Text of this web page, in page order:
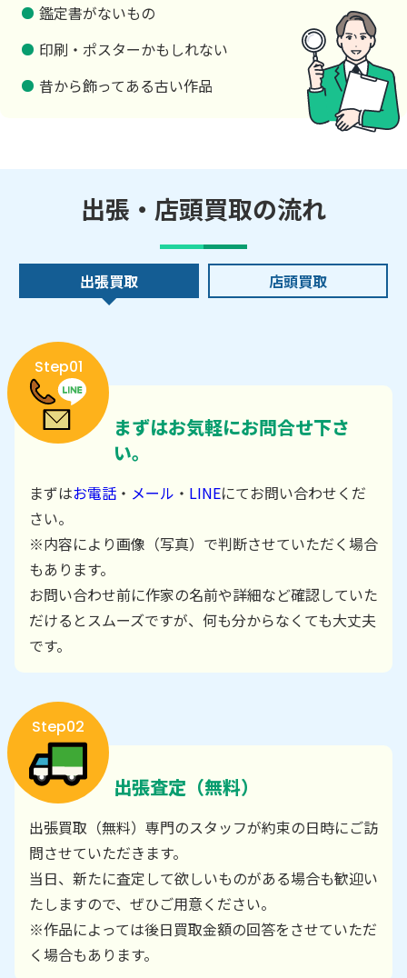
鑑定書がないもの
印刷・ポスターかもしれない
昔から飾ってある古い作品
出張・店頭買取の流れ
出張買取 店頭買取
Step01
まずはお気軽にお問合せ下さ
い。
まずはお電話 ・ メール ・ LINEにてお問い合わせくだ
さい。
※内容により画像（写真）で判断させていただく場合
もあります。
お問い合わせ前に作家の名前や詳細など確認していた
だけるとスムーズですが、何も分からなくても大丈夫
です。
Step02
出張査定（無料）
出張買取（無料）専門のスタッフが約束の日時にご訪
問させていただきます。
当日、新たに査定して欲しいものがある場合も歓迎い
たしますので、ぜひご用意ください。
※作品によっては後日買取金額の回答をさせていただ
く場合もあります。